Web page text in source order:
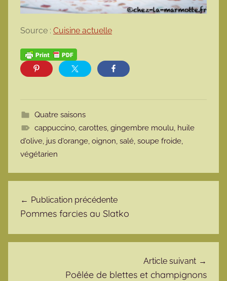
Source : Cuisine actuelle
Quatre saisons
cappuccino, carottes, gingembre moulu, huile
d'olive, jus d'orange, oignon, salé, soupe froide,
végétarien
Publication précédente
Pommes farcies au Slatko
Article suivant
Poêlée de blettes et champignons